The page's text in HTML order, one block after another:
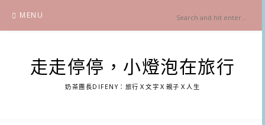
content
MENU
走走停停，小燈泡在旅行
奶茶團長DIFENY：旅行Ｘ文字Ｘ親子Ｘ人生